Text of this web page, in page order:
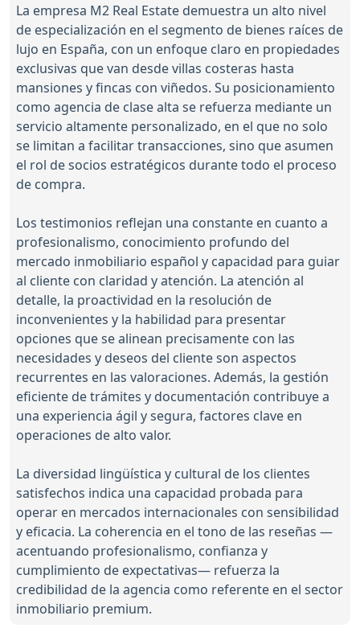
La empresa M2 Real Estate demuestra un alto nivel
de especialización en el segmento de bienes raíces de
lujo en España, con un enfoque claro en propiedades
exclusivas que van desde villas costeras hasta
mansiones y fincas con viñedos. Su posicionamiento
como agencia de clase alta se refuerza mediante un
servicio altamente personalizado, en el que no solo
se limitan a facilitar transacciones, sino que asumen
el rol de socios estratégicos durante todo el proceso
de compra.
Los testimonios reflejan una constante en cuanto a
profesionalismo, conocimiento profundo del
mercado inmobiliario español y capacidad para guiar
al cliente con claridad y atención. La atención al
detalle, la proactividad en la resolución de
inconvenientes y la habilidad para presentar
opciones que se alinean precisamente con las
necesidades y deseos del cliente son aspectos
recurrentes en las valoraciones. Además, la gestión
eficiente de trámites y documentación contribuye a
una experiencia ágil y segura, factores clave en
operaciones de alto valor.
La diversidad lingüística y cultural de los clientes
satisfechos indica una capacidad probada para
operar en mercados internacionales con sensibilidad
y eficacia. La coherencia en el tono de las reseñas —
acentuando profesionalismo, confianza y
cumplimiento de expectativas— refuerza la
credibilidad de la agencia como referente en el sector
inmobiliario premium.